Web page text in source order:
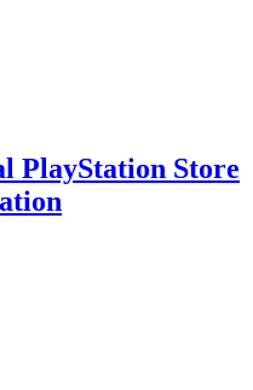
PlayStation Store